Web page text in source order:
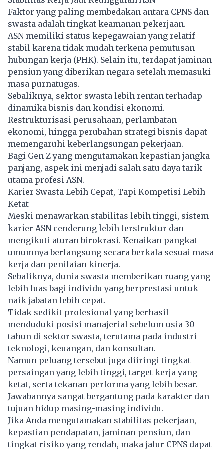
Faktor yang paling membedakan antara CPNS dan
swasta adalah tingkat keamanan pekerjaan.
ASN memiliki status kepegawaian yang relatif
stabil karena tidak mudah terkena pemutusan
hubungan kerja (PHK). Selain itu, terdapat jaminan
pensiun yang diberikan negara setelah memasuki
masa purnatugas.
Sebaliknya, sektor swasta lebih rentan terhadap
dinamika bisnis dan kondisi ekonomi.
Restrukturisasi perusahaan, perlambatan
ekonomi, hingga perubahan strategi bisnis dapat
memengaruhi keberlangsungan pekerjaan.
Bagi Gen Z yang mengutamakan kepastian jangka
panjang, aspek ini menjadi salah satu daya tarik
utama profesi ASN.
Karier Swasta Lebih Cepat, Tapi Kompetisi Lebih
Ketat
Meski menawarkan stabilitas lebih tinggi, sistem
karier ASN cenderung lebih terstruktur dan
mengikuti aturan birokrasi. Kenaikan pangkat
umumnya berlangsung secara berkala sesuai masa
kerja dan penilaian kinerja.
Sebaliknya, dunia swasta memberikan ruang yang
lebih luas bagi individu yang berprestasi untuk
naik jabatan lebih cepat.
Tidak sedikit profesional yang berhasil
menduduki posisi manajerial sebelum usia 30
tahun di sektor swasta, terutama pada industri
teknologi, keuangan, dan konsultan.
Namun peluang tersebut juga diiringi tingkat
persaingan yang lebih tinggi, target kerja yang
ketat, serta tekanan performa yang lebih besar.
Jawabannya sangat bergantung pada karakter dan
tujuan hidup masing-masing individu.
Jika Anda mengutamakan stabilitas pekerjaan,
kepastian pendapatan, jaminan pensiun, dan
tingkat risiko yang rendah, maka jalur CPNS dapat